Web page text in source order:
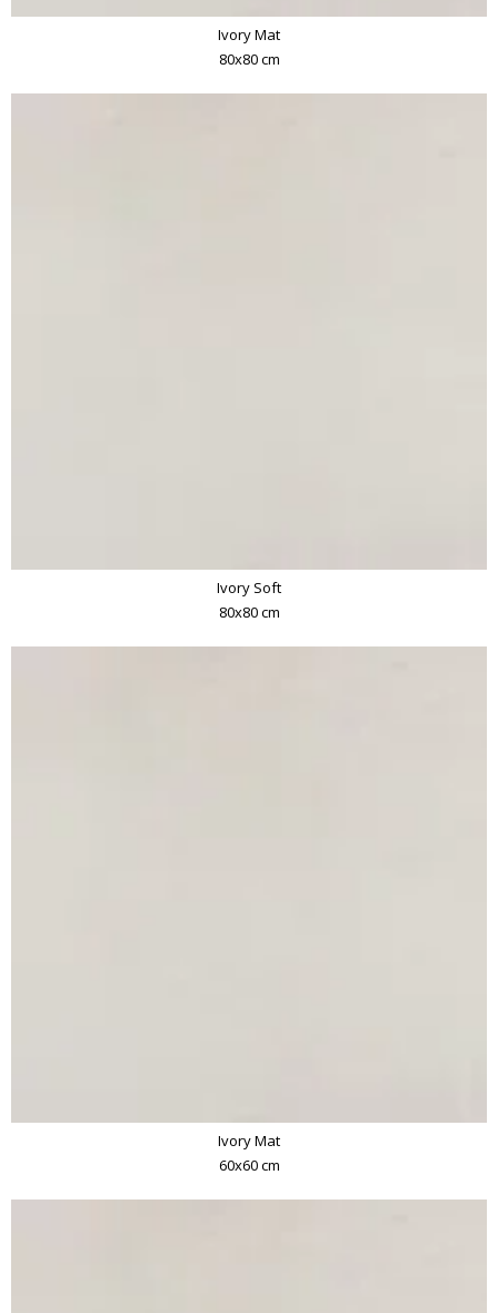
Ivory Mat
80x80 cm
Ivory Soft
80x80 cm
Ivory Mat
60x60 cm